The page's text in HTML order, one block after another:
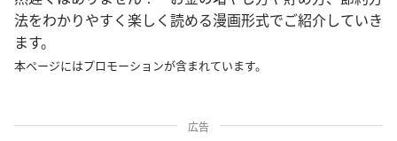
法をわかりやすく楽しく読める漫画形式でご紹介していき
ます。
本ページにはプロモーションが含まれています。
広告